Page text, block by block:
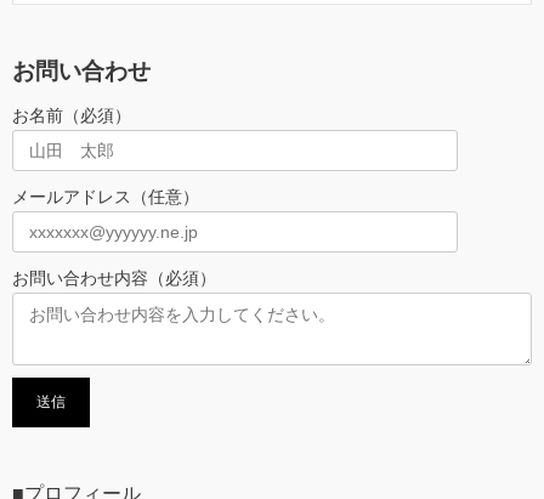
お問い合わせ
お名前（必須）
メールアドレス（任意）
お問い合わせ内容（必須）
■プロフィール